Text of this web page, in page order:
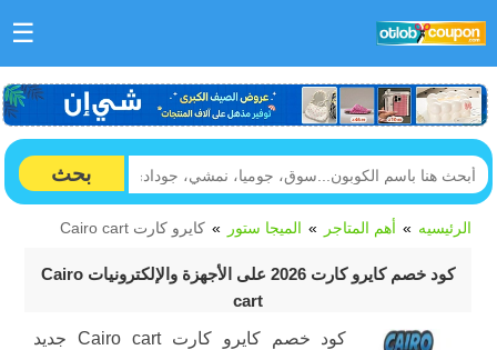
☰
بحث
الرئيسيه أهم المتاجر الميجا ستور كايرو كارت Cairo cart
كود خصم كايرو كارت 2026 على الأجهزة والإلكترونيات Cairo
cart
كود خصم كايرو كارت Cairo cart جديد